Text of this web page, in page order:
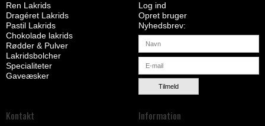
Ren Lakrids
Dragéret Lakrids
Pastil Lakrids
Chokolade lakrids
Rødder & Pulver
Lakridsbolcher
Specialiteter
Gaveæsker
Log ind
Opret bruger
Nyhedsbrev
Tilmeld
Kontakt Information